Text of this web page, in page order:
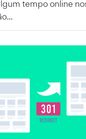
tempo online